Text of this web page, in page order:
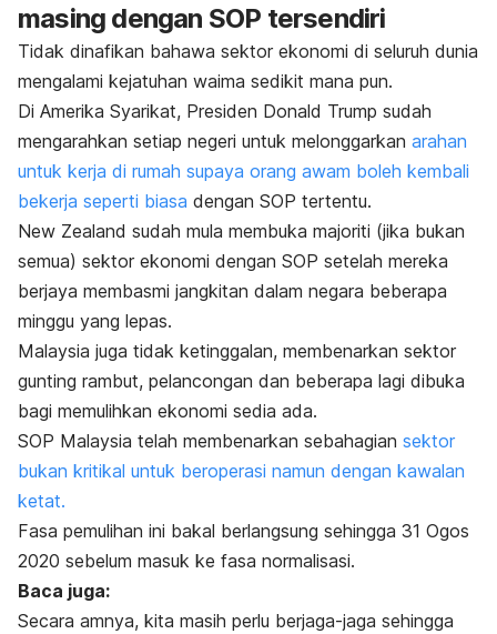
masing dengan SOP tersendiri
Tidak dinafikan bahawa sektor ekonomi di seluruh dunia
mengalami kejatuhan waima sedikit mana pun.
Di Amerika Syarikat, Presiden Donald Trump sudah
mengarahkan setiap negeri untuk melonggarkan arahan
untuk kerja di rumah supaya orang awam boleh kembali
bekerja seperti biasa dengan SOP tertentu.
New Zealand sudah mula membuka majoriti (jika bukan
semua) sektor ekonomi dengan SOP setelah mereka
berjaya membasmi jangkitan dalam negara beberapa
minggu yang lepas.
Malaysia juga tidak ketinggalan, membenarkan sektor
gunting rambut, pelancongan dan beberapa lagi dibuka
bagi memulihkan ekonomi sedia ada.
SOP Malaysia telah membenarkan sebahagian sektor
bukan kritikal untuk beroperasi namun dengan kawalan
ketat.
Fasa pemulihan ini bakal berlangsung sehingga 31 Ogos
2020 sebelum masuk ke fasa normalisasi.
Baca juga:
Secara amnya, kita masih perlu berjaga-jaga sehingga